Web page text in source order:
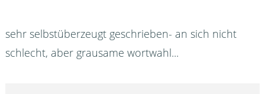
sehr selbstüberzeugt geschrieben- an sich nicht
schlecht, aber grausame wortwahl...